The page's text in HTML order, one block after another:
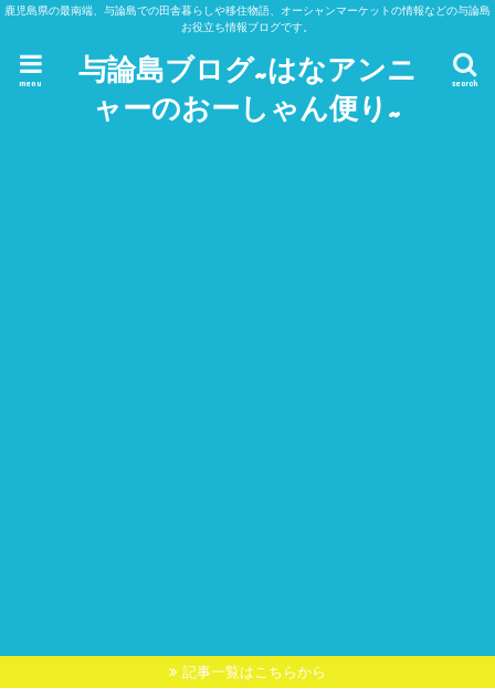
鹿児島県の最南端、与論島での田舎暮らしや移住物語、オーシャンマーケットの情報などの与論島
お役立ち情報ブログです。
与論島ブログ~はなアンニ
ャーのおーしゃん便り~
search
menu
記事一覧はこちらから